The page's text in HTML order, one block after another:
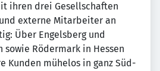
ihren drei Gesellschaften
externe Mitarbeiter an
Über Engelsberg und
sowie Rödermark in Hessen
Kunden mühelos in ganz Süd-